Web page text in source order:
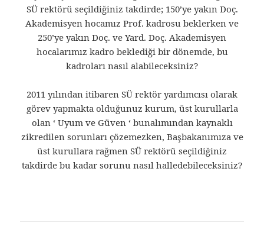
SÜ rektörü seçildiğiniz takdirde; 150’ye yakın Doç.
Akademisyen hocamız Prof. kadrosu beklerken ve
250’ye yakın Doç. ve Yard. Doç. Akademisyen
hocalarımız kadro beklediği bir dönemde, bu
kadroları nasıl alabileceksiniz?
2011 yılından itibaren SÜ rektör yardımcısı olarak
görev yapmakta olduğunuz kurum, üst kurullarla
olan ‘ Uyum ve Güven ‘ bunalımından kaynaklı
zikredilen sorunları çözemezken, Başbakanımıza ve
üst kurullara rağmen SÜ rektörü seçildiğiniz
takdirde bu kadar sorunu nasıl halledebileceksiniz?